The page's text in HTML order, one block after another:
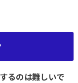
るのは難しいで